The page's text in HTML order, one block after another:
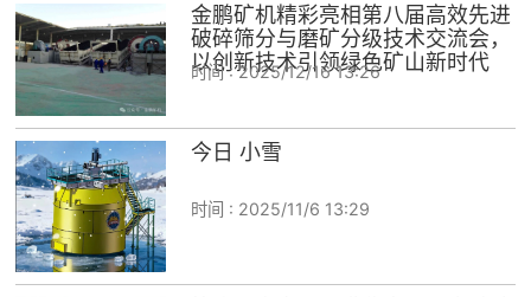
金鹏矿机精彩亮相第八届高效先进
破碎筛分与磨矿分级技术交流会，
以创新技术引领绿色矿山新时代
时间 :2025/12/16 13:26
今日 小雪
时间 : 2025/11/6 13:29